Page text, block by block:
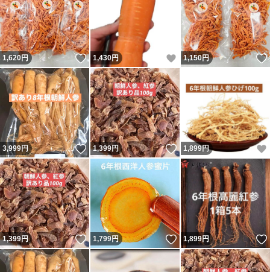
1,620円 いいね！
1,430円 いいね！
1,150円
3,999円 いいね！
1,399円 いいね！
1,899円
1,399円 いいね！
1,799円 いいね！
1,899円